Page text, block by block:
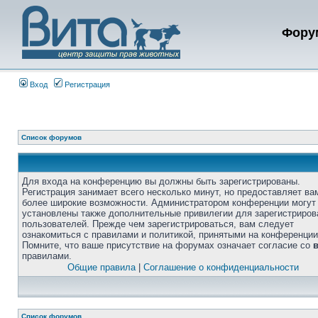
Вход Регистрация
Список форумов
Для входа на конференцию вы должны быть зарегистрированы.
Регистрация занимает всего несколько минут, но предоставляет
более широкие возможности. Администратором конференции
установлены также дополнительные привилегии для
пользователей. Прежде чем зарегистрироваться, вам следует
ознакомиться с правилами и политикой, принятыми на
Помните, что ваше присутствие на форумах означает согласие со
правилами.
Общие правила| Соглашение о конфиденциальности
Список форумов